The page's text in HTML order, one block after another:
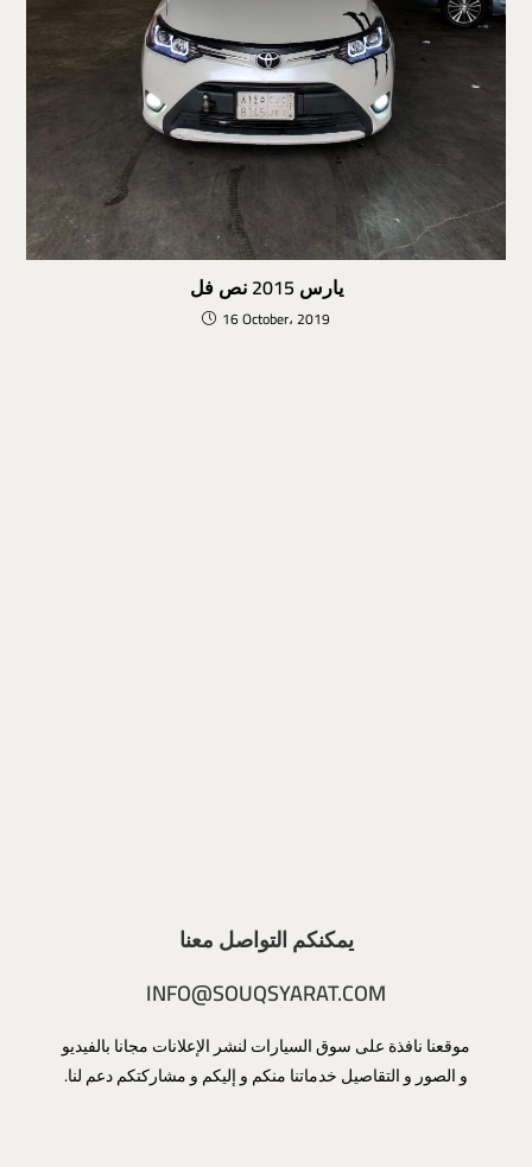
يارس 2015 نص فل
16 October، 2019
يمكنكم التواصل معنا
INFO@SOUQSYARAT.COM
موقعنا نافذة على سوق السيارات لنشر الإعلانات مجانا بالفيديو
و الصور و التقاصيل خدماتنا منكم و إليكم و مشاركتكم دعم لنا.